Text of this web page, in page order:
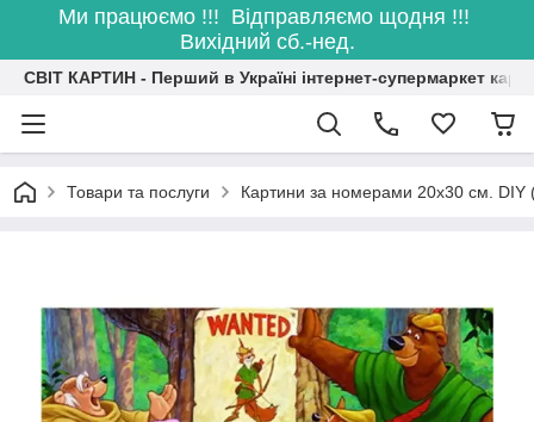
Ми працюємо !!! Відправляємо щодня !!!
Вихідний сб.-нед.
СВІТ КАРТИН - Перший в Україні інтернет-супермаркет
Товари та послуги Картини за номерами 20х30 см. DIY